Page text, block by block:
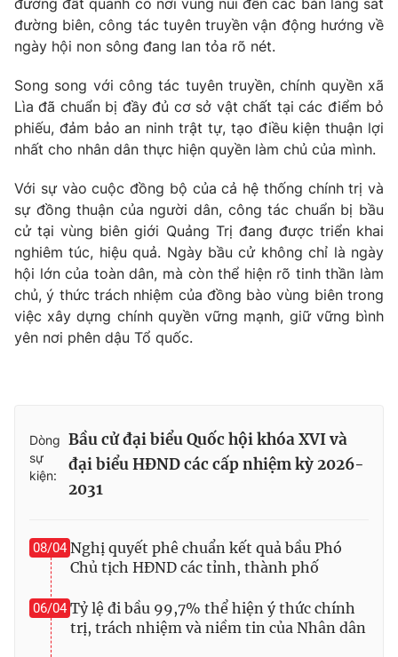
VTV Sức khoẻ Bất động sản
Thị trường 24h Tấm lòng Việt
VTV4 Vươn mình bằng AI
VTV9 VTV8
Liên hệ tòa soạn English
THỜI BÁO VTV
Theo dõi báo trên
Cơ quan chủ quản:
cấp ngày 29/12/2023
Tổng Biên tập: Vũ Thanh Thủy
Phó Tổng Biên tập: Nguyễn Thị Mỹ Hạnh, Phạm Quốc Thắng,
Nguyễn Trọng Ninh
Tổng đài VTV:
đường đất quanh co nơi vùng núi đến các bản làng sát
đường biên, công tác tuyên truyền vận động hướng về
ngày hội non sông đang lan tỏa rõ nét.
Song song với công tác tuyên truyền, chính quyền xã
Lìa đã chuẩn bị đầy đủ cơ sở vật chất tại các điểm bỏ
phiếu, đảm bảo an ninh trật tự, tạo điều kiện thuận lợi
nhất cho nhân dân thực hiện quyền làm chủ của mình.
Với sự vào cuộc đồng bộ của cả hệ thống chính trị và
sự đồng thuận của người dân, công tác chuẩn bị bầu
cử tại vùng biên giới Quảng Trị đang được triển khai
nghiêm túc, hiệu quả. Ngày bầu cử không chỉ là ngày
hội lớn của toàn dân, mà còn thể hiện rõ tinh thần làm
chủ, ý thức trách nhiệm của đồng bào vùng biên trong
việc xây dựng chính quyền vững mạnh, giữ vững bình
yên nơi phên dậu Tổ quốc.
Dòng
sự
kiện:
Bầu cử đại biểu Quốc hội khóa XVI và
đại biểu HĐND các cấp nhiệm kỳ 2026-
2031
08/04 Nghị quyết phê chuẩn kết quả bầu Phó
Chủ tịch HĐND các tỉnh, thành phố
06/04 Tỷ lệ đi bầu 99,7% thể hiện ý thức chính
trị, trách nhiệm và niềm tin của Nhân dân